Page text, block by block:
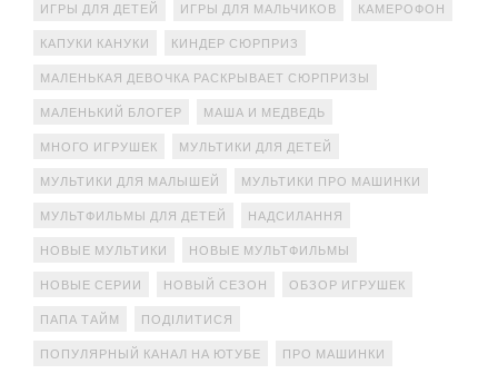
ИГРЫ ДЛЯ ДЕТЕЙ ИГРЫ ДЛЯ МАЛЬЧИКОВ КАМЕРОФОН
КАПУКИ КАНУКИ КИНДЕР СЮРПРИЗ
МАЛЕНЬКАЯ ДЕВОЧКА РАСКРЫВАЕТ СЮРПРИЗЫ
МАЛЕНЬКИЙ БЛОГЕР МАША И МЕДВЕДЬ
МНОГО ИГРУШЕК МУЛЬТИКИ ДЛЯ ДЕТЕЙ
МУЛЬТИКИ ДЛЯ МАЛЫШЕЙ МУЛЬТИКИ ПРО МАШИНКИ
МУЛЬТФИЛЬМЫ ДЛЯ ДЕТЕЙ НАДСИЛАННЯ
НОВЫЕ МУЛЬТИКИ НОВЫЕ МУЛЬТФИЛЬМЫ
НОВЫЕ СЕРИИ НОВЫЙ СЕЗОН ОБЗОР ИГРУШЕК
ПАПА ТАЙМ ПОДІЛИТИСЯ
ПОПУЛЯРНЫЙ КАНАЛ НА ЮТУБЕ ПРО МАШИНКИ